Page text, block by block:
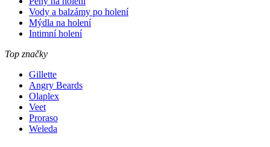
Vody a balzámy po holení
Mýdla na holení
Intimní holení
Top značky
Gillette
Angry Beards
Olaplex
Veet
Proraso
Weleda